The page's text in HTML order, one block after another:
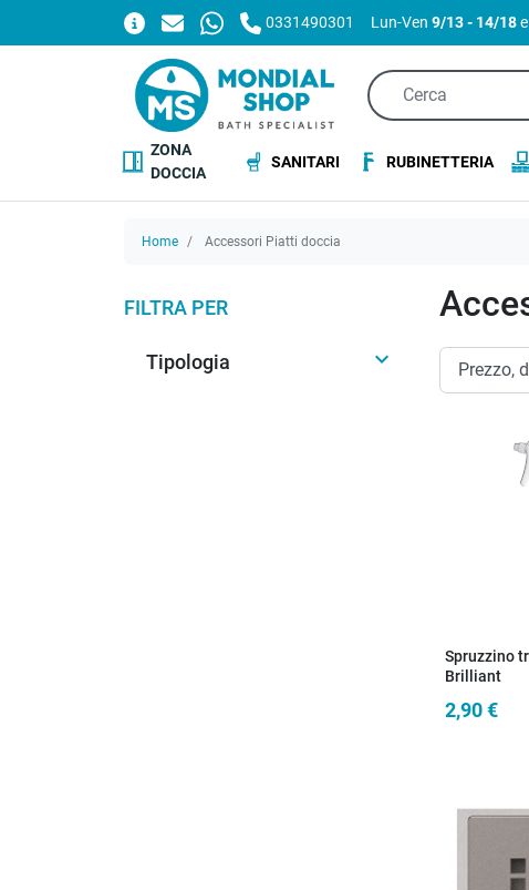
0331490301 Lun-Ven9/13 - 14/18
ZONA
DOCCIA
SANITARI RUBINETTERIA
Home Accessori Piatti doccia
FILTRA PER
Tipologia 
Spruzzino
Brilliant
2,90 €